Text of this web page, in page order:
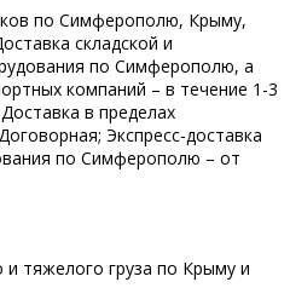
по Симферополю, Крыму,
складской и
по Симферополю, а
компаний – в течение 1-3
Доставка в пределах
Экспресс-доставка
по Симферополю – от
и тяжелого груза по Крыму и